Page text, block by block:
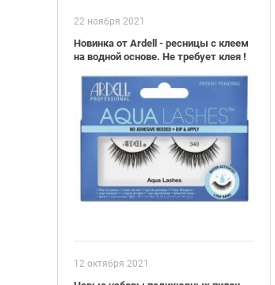
22 ноября 2021
Новинка от Ardell - ресницы с клеем
на водной основе. Не требует клея !
12 октября 20211 598 р.